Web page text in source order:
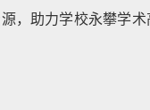
，助力学校永攀学